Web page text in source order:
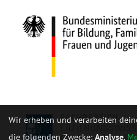
Wir erheben und verarbeiten
die folgenden Zwecke: Analyse.